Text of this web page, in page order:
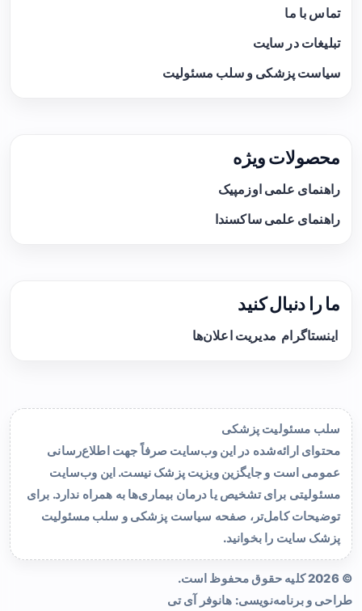
تماس با ما
تبلیغات در سایت
سیاست پزشکی و سلب مسئولیت
محصولات ویژه
راهنمای علمی اوزمپیک
راهنمای علمی ساکسندا
ما را دنبال کنید
اینستاگرام مدیریت اعلان‌ها
سلب مسئولیت پزشکی
محتوای ارائه‌شده در این وب‌سایت صرفاً جهت اطلاع‌رسانی
عمومی است و جایگزین ویزیت پزشک نیست. این وب‌سایت
مسئولیتی برای تشخیص یا درمان بیماری‌ها به همراه ندارد. برای
توضیحات کامل‌تر، صفحه سیاست پزشکی و سلب مسئولیت
پزشک سایت را بخوانید.
© 2026 کلیه حقوق محفوظ است.
طراحی و برنامه‌نویسی: هانوفر آی تی